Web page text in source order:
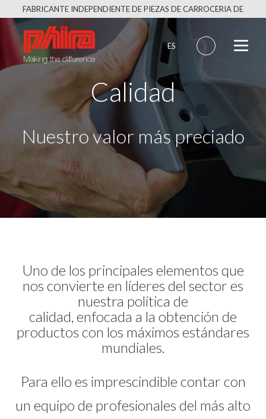
Saltar
al
contenido
FABRICANTE INDEPENDIENTE DE PIEZAS DE CARROCERIA DE
CALIDAD EQUIVALENTE AL ORIGINAL
ES
Calidad
Nuestro valor más preciado
Uno de los principales elementos que
nos convierte en líderes del sector es
nuestra política de
calidad, enfocada a la obtención de
productos con los máximos estándares
mundiales.
Para ello es imprescindible contar con
un equipo de profesionales del más alto